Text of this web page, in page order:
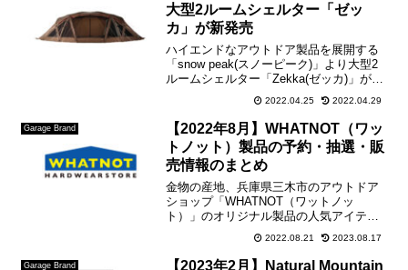
大型2ルームシェルター「ゼッ
カ」が新発売
ハイエンドなアウトドア製品を展開する
「snow peak(スノーピーク)」より大型2
ルームシェルター「Zekka(ゼッカ)」が4
月29日(金)新発売。公式オンラインスト
アでは、同日10時より販売開始です。
【snow peak Zekka】圧...
2022.04.25 2022.04.29
Garage Brand
【2022年8月】WHATNOT（ワッ
トノット）製品の予約・抽選・販
売情報のまとめ
金物の産地、兵庫県三木市のアウトドア
ショップ「WHATNOT（ワットノッ
ト）」のオリジナル製品の人気アイテム
についての販売情報をこちらのブログで
まとめさせて頂きます。【販売情報につ
いて】MOSQUITO COIL HOLDER（ブラ
2022.08.21 2023.08.17
Garage Brand
【2023年2月】Natural Mountain